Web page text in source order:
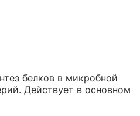
белков в микробной
Действует в основном